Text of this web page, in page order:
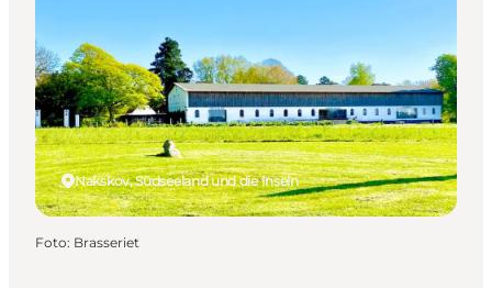
Kultur
Gastronomie
Urlaubsplaner
Nakskov, Südseeland und die Inseln
Foto: Brasseriet